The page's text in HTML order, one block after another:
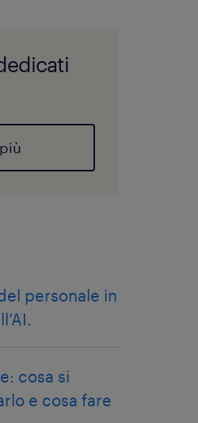
personale in
cosa si
e cosa fare